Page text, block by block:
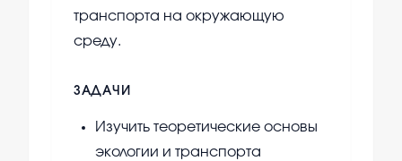
транспорта на окружающую
среду.
ЗАДАЧИ
Изучить теоретические основы
экологии и транспорта